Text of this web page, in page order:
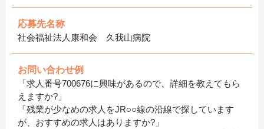
応募先名称
社会福祉法人康和会 久我山病院
お問い合わせ例
「求人番号700676に興味があるので、詳細を教えてもら
えますか?」
「残業が少なめの求人をJR○○線の沿線で探しています
が、おすすめの求人はありますか?」